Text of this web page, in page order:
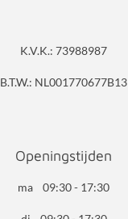
K.V.K.: 73988987
B.T.W.: NL001770677B13
Openingstijden
ma 09:30 - 17:30